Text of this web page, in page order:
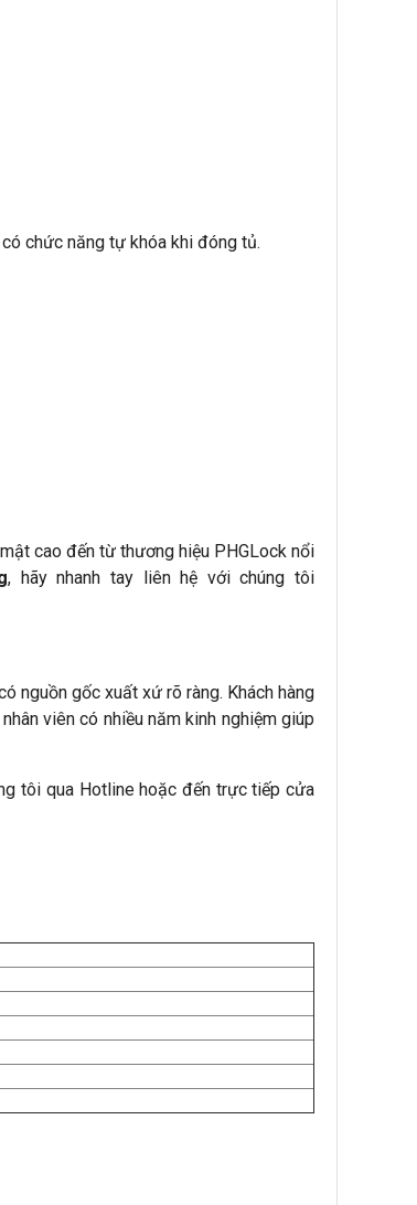
chức năng tự khóa khi đóng tủ.
cao đến từ thương hiệu PHGLock nổi
, hãy nhanh tay liên hệ với chúng tôi
nguồn gốc xuất xứ rõ ràng. Khách hàng
viên có nhiều năm kinh nghiệm giúp
tôi qua Hotline hoặc đến trực tiếp cửa